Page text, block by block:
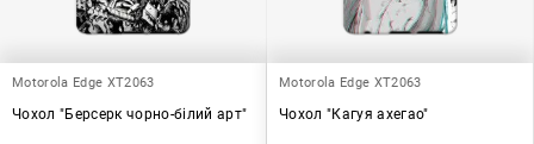
Motorola Edge XT2063
Чохол "Берсерк чорно-білий арт"
Motorola Edge XT2063
Чохол "Кагуя ахегао"